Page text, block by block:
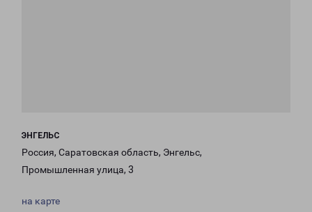
ЭНГЕЛЬС
Россия, Саратовская область, Энгельс,
Промышленная улица, 3
на карте